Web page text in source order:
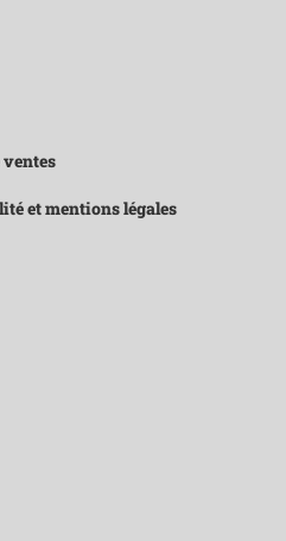
ventes
et mentions légales